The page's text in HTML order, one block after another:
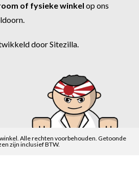
of fysieke winkel op ons
doorSitezilla.
Alle rechten voorbehouden. Getoonde
zijn inclusief BTW.